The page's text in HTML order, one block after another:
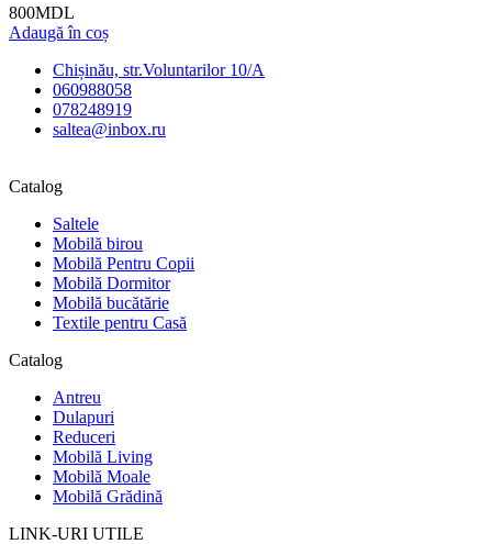
800MDL
Adaugă în coș
Chișinău, str.Voluntarilor 10/A
060988058
078248919
saltea@inbox.ru
Catalog
Saltele
Mobilă birou
Mobilă Pentru Copii
Mobilă Dormitor
Mobilă bucătărie
Textile pentru Casă
Catalog
Antreu
Dulapuri
Reduceri
Mobilă Living
Mobilă Moale
Mobilă Grădină
LINK-URI UTILE